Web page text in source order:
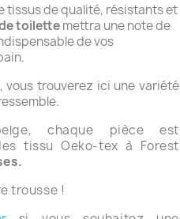
tissus de qualité, résistants et
toilettemettra une note de
de vos
vous trouverez ici une variété
chaque pièce est
tissu Oeko-tex à Forest
trousse !